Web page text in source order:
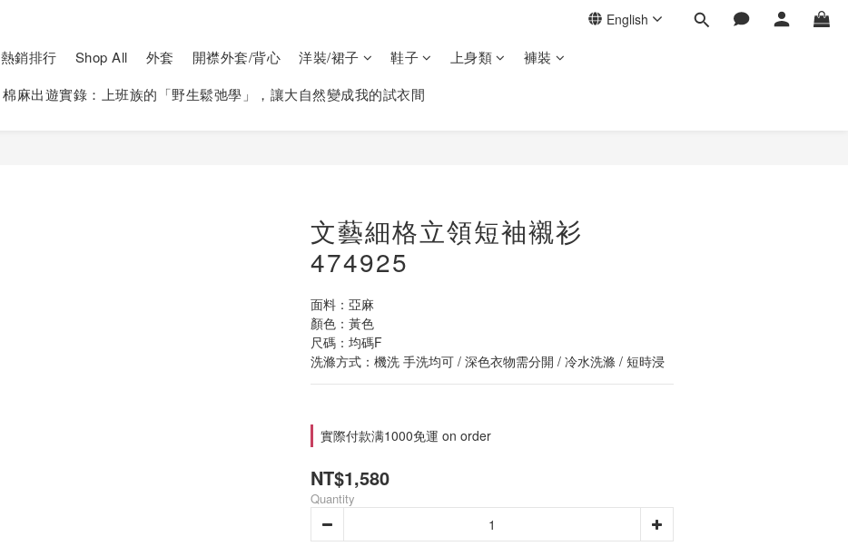
English
熱銷排行 Shop All 外套 開襟外套/背心 洋裝/裙子 鞋子 上身類
褲裝
棉麻出遊實錄：上班族的「野生鬆弛學」，讓大自然變成我的試衣間
文藝細格立領短袖襯衫
474925
面料：亞麻
顏色：黃色
尺碼：均碼F
洗滌方式：機洗 手洗均可 / 深色衣物需分開 / 冷水洗滌 / 短時浸
實際付款满1000免運 on order
NT$1,580
Quantity